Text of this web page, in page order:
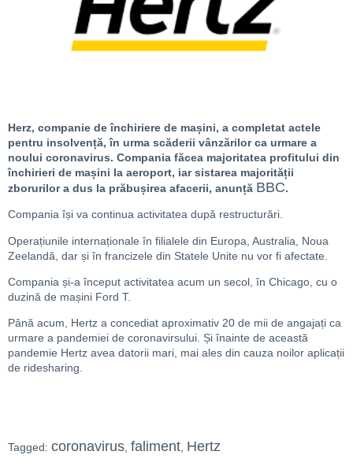
Herz, companie de închiriere de mașini, a completat actele
pentru insolvență, în urma scăderii vânzărilor ca urmare a
noului coronavirus. Compania făcea majoritatea profitului din
închirieri de mașini la aeroport, iar sistarea majorității
zborurilor a dus la prăbușirea afacerii, anunță BBC.
Compania își va continua activitatea după restructurări.
Operațiunile internaționale în filialele din Europa, Australia, Noua
Zeelandă, dar și în francizele din Statele Unite nu vor fi afectate.
Compania și-a început activitatea acum un secol, în Chicago, cu o
duzină de mașini Ford T.
Până acum, Hertz a concediat aproximativ 20 de mii de angajați ca
urmare a pandemiei de coronavirsului. Și înainte de această
pandemie Hertz avea datorii mari, mai ales din cauza noilor aplicații
de ridesharing.
Tagged: coronavirus, faliment, Hertz